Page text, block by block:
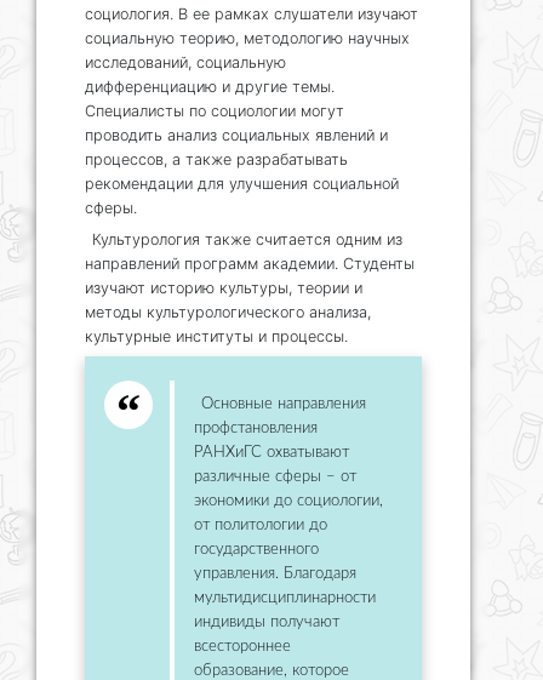
социология. В ее рамках слушатели изучают
социальную теорию, методологию научных
исследований, социальную
дифференциацию и другие темы.
Специалисты по социологии могут
проводить анализ социальных явлений и
процессов, а также разрабатывать
рекомендации для улучшения социальной
сферы.
Культурология также считается одним из
направлений программ академии. Студенты
изучают историю культуры, теории и
методы культурологического анализа,
культурные институты и процессы.
Основные направления
профстановления
РАНХиГС охватывают
различные сферы – от
экономики до социологии,
от политологии до
государственного
управления. Благодаря
мультидисциплинарности
индивиды получают
всестороннее
образование, которое